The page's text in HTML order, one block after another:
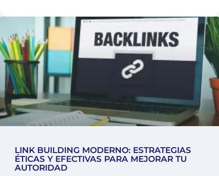
LINK BUILDING MODERNO: ESTRATEGIAS
ÉTICAS Y EFECTIVAS PARA MEJORAR TU
AUTORIDAD